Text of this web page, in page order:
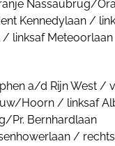
Nassaubrug/
Kennedylaan /
/ linksaf Meteoorlaan
a/d Rijn West /
Hoorn / linksaf
Pr. Bernhardlaan
/